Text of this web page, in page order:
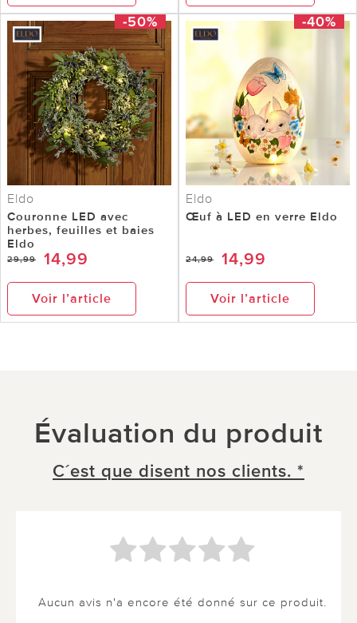
-50%
Eldo
Couronne LED avec
herbes, feuilles et baies
Eldo
29,99 14,99
Voir l’article
-40%
Eldo
Œuf à LED en verre Eldo
24,99 14,99
Voir l’article
Évaluation du produit
C´est que disent nos clients. *
Aucun avis n'a encore été donné sur ce produit.